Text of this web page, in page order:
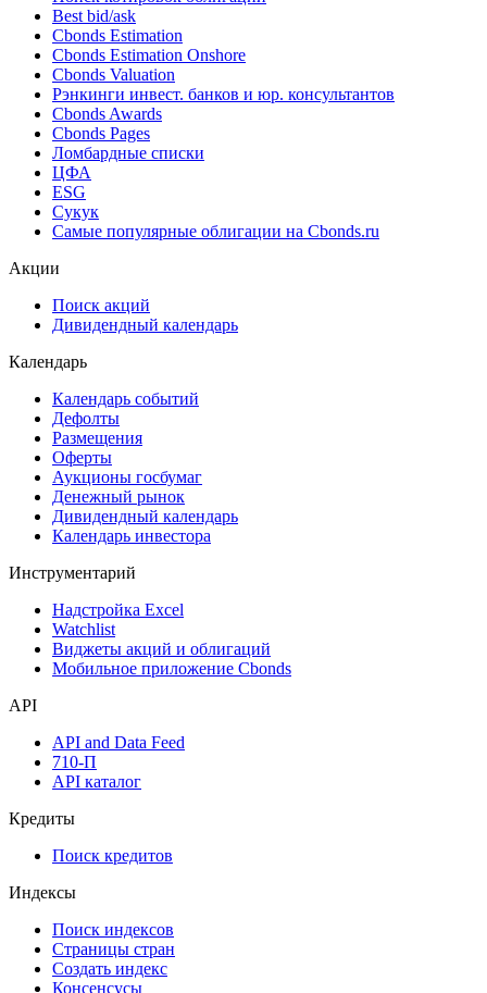
Поиск облигаций & Карты рынка
Поиск облигаций (ИИ)
Ближайшие размещения (Россия)
Поиск котировок облигаций
Best bid/ask
Cbonds Estimation
Cbonds Estimation Onshore
Cbonds Valuation
Рэнкинги инвест. банков и юр. консультантов
Cbonds Awards
Cbonds Pages
Ломбардные списки
ESG
Самые популярные облигации на Cbonds.ru
Дивидендный календарь
Календарь
Календарь событий
Дефолты
Размещения
Оферты
Аукционы госбумаг
Денежный рынок
Календарь инвестора
Инструментарий
Надстройка Excel
Мобильное приложение Cbonds
API
API and Data Feed
API каталог
Кредиты
Поиск кредитов
Индексы